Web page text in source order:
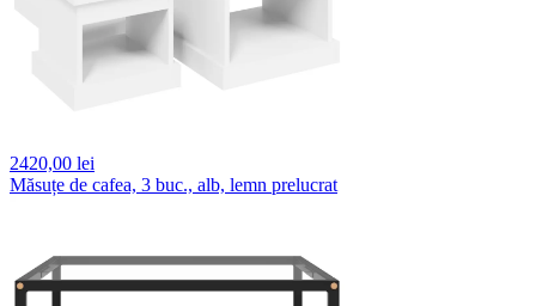
2420,00 lei
Măsuțe de cafea, 3 buc., alb, lemn prelucrat